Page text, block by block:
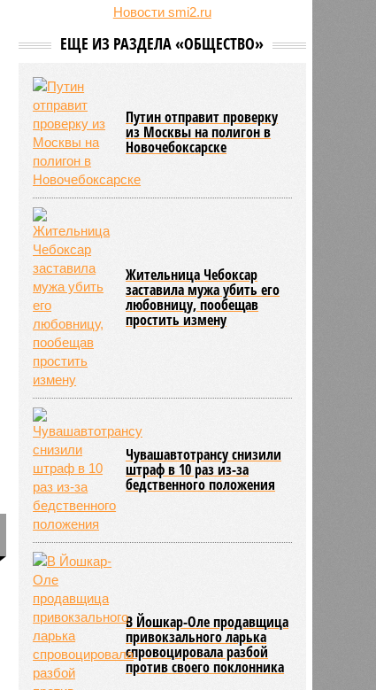
Новости smi2.ru
ЕЩЕ ИЗ РАЗДЕЛА «ОБЩЕСТВО»
Путин отправит проверку
из Москвы на полигон в
Новочебоксарске
Жительница Чебоксар
заставила мужа убить его
любовницу, пообещав
простить измену
Чувашавтотрансу снизили
штраф в 10 раз из-за
бедственного положения
В Йошкар-Оле продавщица
привокзального ларька
спровоцировала разбой
против своего поклонника